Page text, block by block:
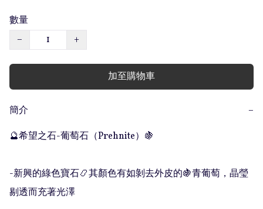
數量
−
+
加至購物車
簡介
−
🔮希望之石-葡萄石（Prehnite）🍇
-新興的綠色寶石📿其顏色有如剝去外皮的🍇青葡萄，晶瑩
剔透而充著光澤